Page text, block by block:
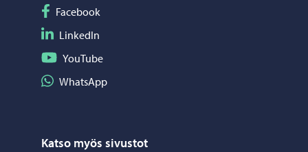
Seuraa Facebook
Facebook
Seuraa LinkedIn
LinkedIn
Seuraa YouTube
YouTube
Jaa WhatsApp
WhatsApp
Katso myös sivustot